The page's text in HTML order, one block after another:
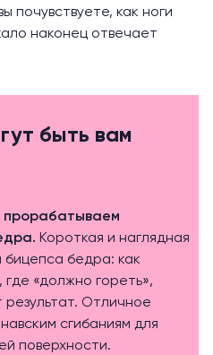
почувствуете, как ноги
наконец отвечает
быть вам
прорабатываем
. Короткая и наглядная
бицепса бедра: как
«должно гореть»,
Отличное
сгибаниям для
поверхности.